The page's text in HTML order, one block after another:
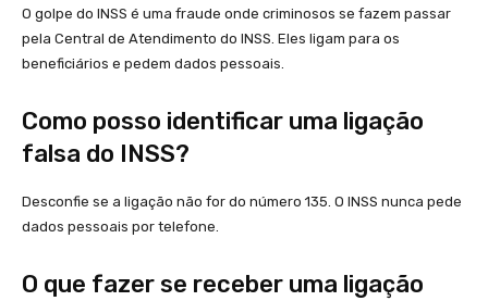
O golpe do INSS é uma fraude onde criminosos se fazem passar
pela Central de Atendimento do INSS. Eles ligam para os
beneficiários e pedem dados pessoais.
Como posso identificar uma ligação
falsa do INSS?
Desconfie se a ligação não for do número 135. O INSS nunca pede
dados pessoais por telefone.
O que fazer se receber uma ligação